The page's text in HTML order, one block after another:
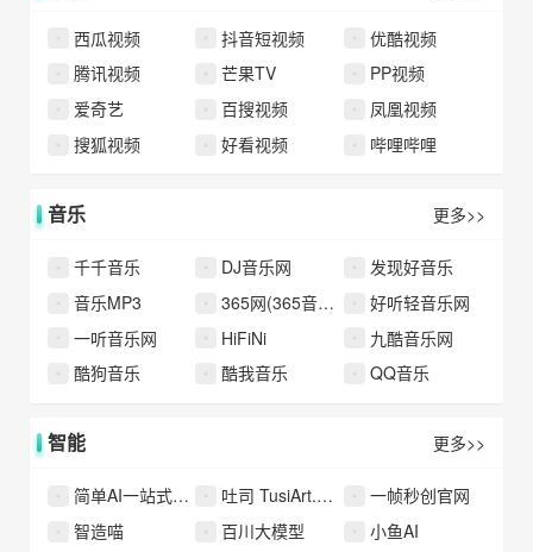
西瓜视频 抖音短视频
优酷视频
腾讯视频
芒果TV
PP视频
爱奇艺
百搜视频
凤凰视频
搜狐视频
好看视频 哔哩哔哩
音乐 更多>>
千千音乐 DJ音乐网
发现好音乐
音乐MP3
365网(365音乐网)
好听轻音乐网
一听音乐网
HiFiNi
九酷音乐网
酷狗音乐
酷我音乐 QQ音乐
智能 更多>>
简单AI一站式AI社区平台 吐司 TusiArt.com
一帧秒创官网
智造喵
百川大模型
小鱼AI